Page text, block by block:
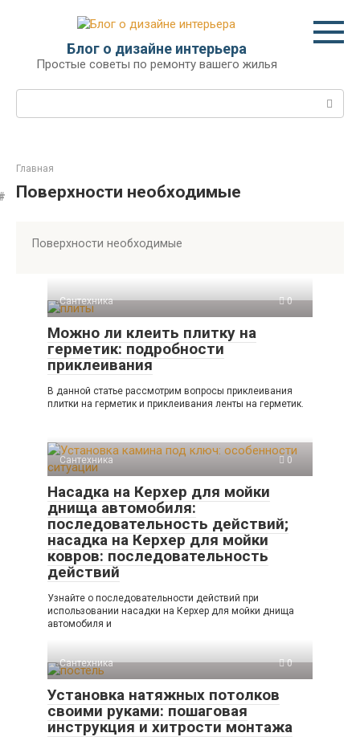
Блог о дизайне интерьера
Простые советы по ремонту вашего жилья
Поиск:
Главная
Поверхности необходимые
Поверхности необходимые
Сантехника 0
Можно ли клеить плитку на
герметик: подробности
приклеивания
В данной статье рассмотрим вопросы приклеивания
плитки на герметик и приклеивания ленты на герметик.
Сантехника 0
Насадка на Керхер для мойки
днища автомобиля:
последовательность действий;
насадка на Керхер для мойки
ковров: последовательность
действий
Узнайте о последовательности действий при
использовании насадки на Керхер для мойки днища
автомобиля и
Сантехника 0
Установка натяжных потолков
своими руками: пошаговая
инструкция и хитрости монтажа